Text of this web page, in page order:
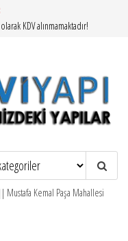
KDV alınmamaktadır!
|| Mustafa Kemal Paşa Mahallesi